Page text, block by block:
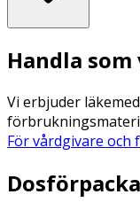
Handla
Vi erbjuder
För vårdgivare och